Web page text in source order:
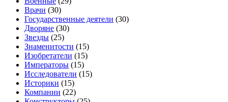
Врачи (30)
Государственные деятели (30)
Дворяне (30)
Звезды (25)
Знаменитости (15)
Изобретатели (15)
Императоры (15)
Исследователи (15)
Историки (15)
Компании (22)